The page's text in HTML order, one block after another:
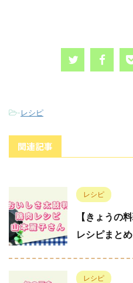
-レシピ
関連記事
レシピ
【きょうの
レシピまと
レシピ